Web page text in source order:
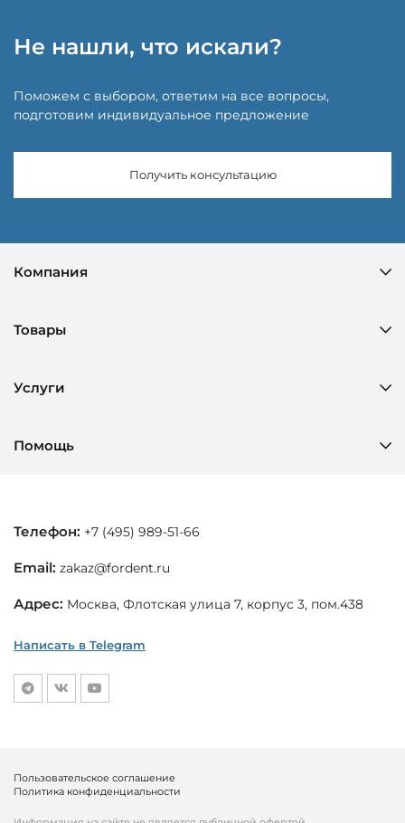
Не нашли, что искали?
Поможем с выбором, ответим на все вопросы,
подготовим индивидуальное предложение
Получить консультацию
Компания
Товары
Услуги
Помощь
Телефон: +7 (495) 989-51-66
Email: zakaz@fordent.ru
Адрес: Москва, Флотская улица 7, корпус 3, пом.438
Написать в Telegram
Пользовательское соглашение
Политика конфиденциальности